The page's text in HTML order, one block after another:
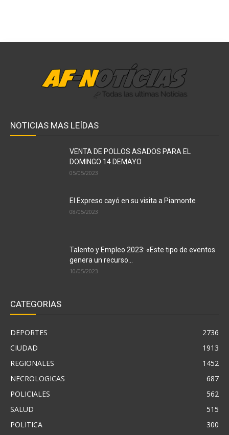
NOTICIAS MAS LEÍDAS
VENTA DE POLLOS ASADOS PARA EL
DOMINGO 14 DEMAYO
05/05/2023
El Expreso cayó en su visita a Piamonte
08/05/2023
Talento y Empleo 2023: «Este tipo de eventos
genera un recurso...
10/05/2023
CATEGORÍAS
DEPORTES
2736
CIUDAD
1913
REGIONALES
1452
NECROLOGICAS
687
POLICIALES
562
SALUD
515
POLITICA
300